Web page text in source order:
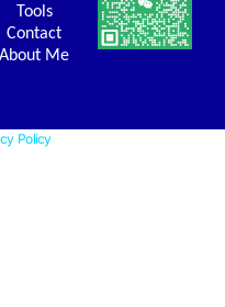
Tools
Contact
About Me
Policy